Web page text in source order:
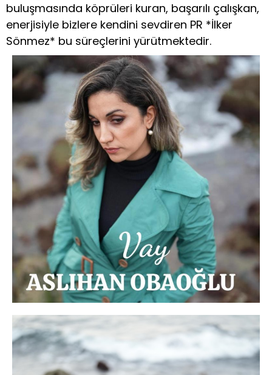
buluşmasında köprüleri kuran, başarılı çalışkan,
enerjisiyle bizlere kendini sevdiren PR *İlker
Sönmez* bu süreçlerini yürütmektedir.